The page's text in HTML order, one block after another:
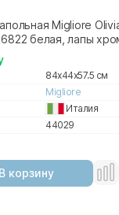
Migliore
белая, лапы
84x44x57.5 см
Migliore
Италия
44029
В корзину